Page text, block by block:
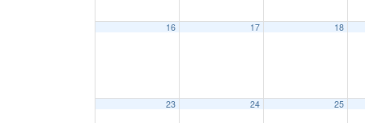
16 17 18
23 24 25